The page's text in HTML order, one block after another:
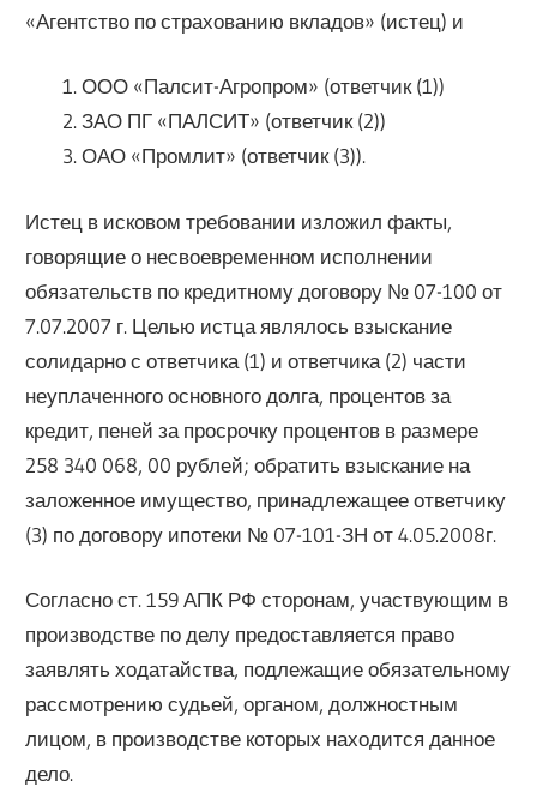
«Агентство по страхованию вкладов» (истец) и
ООО «Палсит-Агропром» (ответчик (1))
ЗАО ПГ «ПАЛСИТ» (ответчик (2))
ОАО «Промлит» (ответчик (3)).
Истец в исковом требовании изложил факты,
говорящие о несвоевременном исполнении
обязательств по кредитному договору № 07-100 от
7.07.2007 г. Целью истца являлось взыскание
солидарно с ответчика (1) и ответчика (2) части
неуплаченного основного долга, процентов за
кредит, пеней за просрочку процентов в размере
258 340 068, 00 рублей; обратить взыскание на
заложенное имущество, принадлежащее ответчику
(3) по договору ипотеки № 07-101-ЗН от 4.05.2008г.
Согласно ст. 159 АПК РФ сторонам, участвующим в
производстве по делу предоставляется право
заявлять ходатайства, подлежащие обязательному
рассмотрению судьей, органом, должностным
лицом, в производстве которых находится данное
дело.